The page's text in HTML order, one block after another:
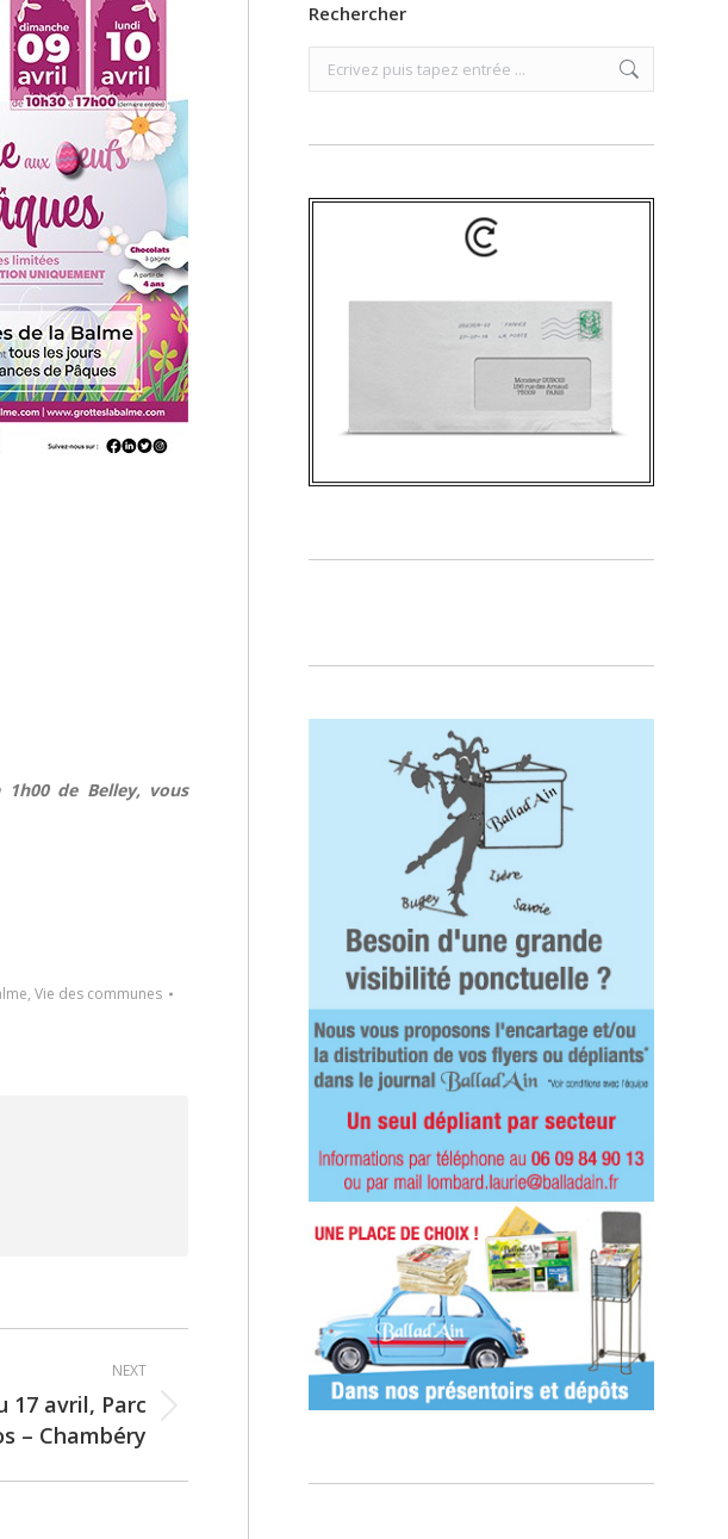
de Belley, vous
, Vie des communes
NEXT
17 avril, Parc
– Chambéry
Rechercher
Search: